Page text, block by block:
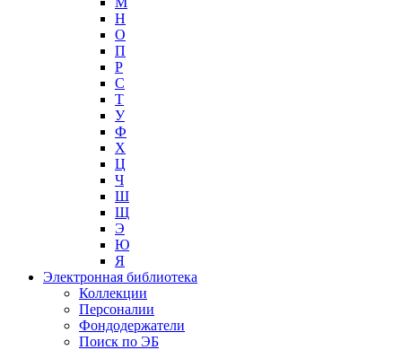
Н
О
П
Р
С
Т
У
Ф
Х
Ц
Ч
Ш
Щ
Э
Ю
Я
Электронная библиотека
Коллекции
Персоналии
Фондодержатели
Поиск по ЭБ